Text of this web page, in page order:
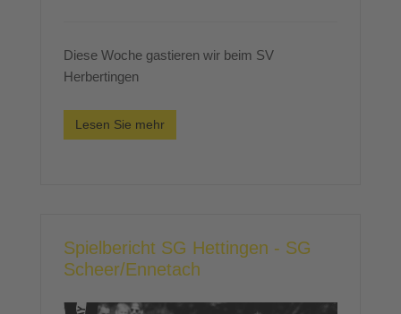
Diese Woche gastieren wir beim SV
Herbertingen
Lesen Sie mehr
Spielbericht SG Hettingen - SG
Scheer/Ennetach